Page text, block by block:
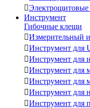
Электрощитовые
Инструмент
Гибочные клещи
Измерительный
Инструмент для
Инструмент для
Инструмент для
Инструмент для
Инструмент для
Инструмент для